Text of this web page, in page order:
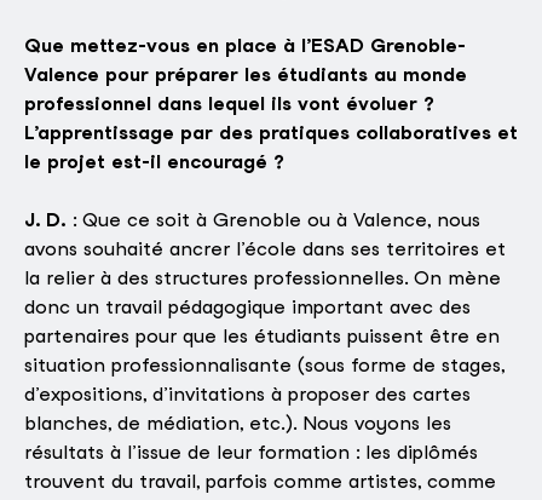
Que mettez-vous en place à l’ESAD Grenoble-
Valence pour préparer les étudiants au monde
professionnel dans lequel ils vont évoluer ?
L’apprentissage par des pratiques collaboratives et
le projet est-il encouragé ?
J. D. : Que ce soit à Grenoble ou à Valence, nous
avons souhaité ancrer l’école dans ses territoires et
la relier à des structures professionnelles. On mène
donc un travail pédagogique important avec des
partenaires pour que les étudiants puissent être en
situation professionnalisante (sous forme de stages,
d’expositions, d’invitations à proposer des cartes
blanches, de médiation, etc.). Nous voyons les
résultats à l’issue de leur formation : les diplômés
trouvent du travail, parfois comme artistes, comme